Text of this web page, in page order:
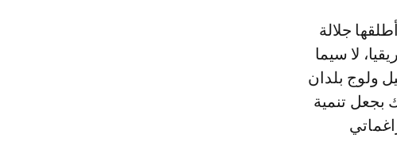
جلالة
لا سيما
ولوج بلدان
بجعل تنمية